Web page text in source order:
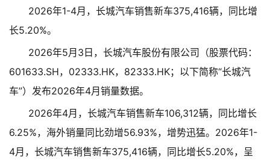
2026年1-4月，长城汽车销售新车375,416辆，同比增
长5.20%。
2026年5月3日，长城汽车股份有限公司（股票代码：
601633.SH，02333.HK，82333.HK；以下简称“长城汽
车”）发布2026年4月销量数据。
2026年4月，长城汽车销售新车106,312辆，同比增长
6.25%，海外销量同比劲增56.93%，增势迅猛。2026年1-
4月，长城汽车销售新车375,416辆，同比增长5.20%，呈